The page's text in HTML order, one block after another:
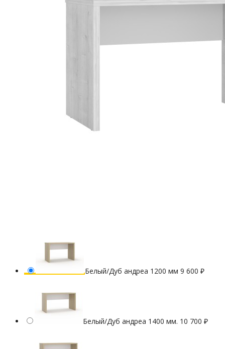
Белый/Дуб андреа 1200 мм 9 600 ₽
Белый/Дуб андреа 1400 мм. 10 700 ₽